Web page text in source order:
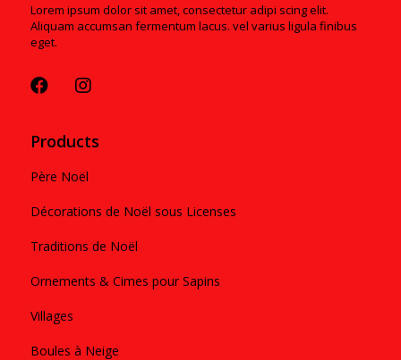
Lorem ipsum dolor sit amet, consectetur adipi scing elit.
Aliquam accumsan fermentum lacus. vel varius ligula finibus
eget.
Products
Père Noël
Décorations de Noël sous Licenses
Traditions de Noël
Ornements & Cimes pour Sapins
Villages
Boules à Neige